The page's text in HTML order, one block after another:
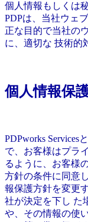
個人情報もしくは
PDPは、当社ウェ
正な目的で当社の
に、適切な 技術的
個人情報保
PDPworks Services
で、お客様はプラ
るように、お客様
方針の条件に同意
報保護方針を変更
社が決定を下し た
や、その情報の使